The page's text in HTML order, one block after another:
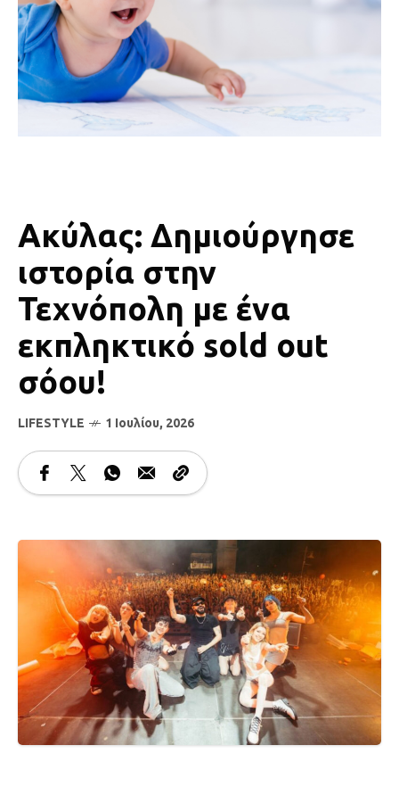
Ακύλας: Δημιούργησε
ιστορία στην
Τεχνόπολη με ένα
εκπληκτικό sold out
σόου!
LIFESTYLE 1 Ιουλίου, 2026